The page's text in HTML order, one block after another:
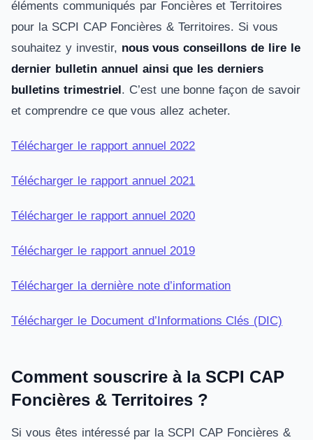
éléments communiqués par Foncières et Territoires
pour la SCPI CAP Foncières & Territoires. Si vous
souhaitez y investir, nous vous conseillons de lire le
dernier bulletin annuel ainsi que les derniers
bulletins trimestriel. C’est une bonne façon de savoir
et comprendre ce que vous allez acheter.
Télécharger le rapport annuel 2022
Télécharger le rapport annuel 2021
Télécharger le rapport annuel 2020
Télécharger le rapport annuel 2019
Télécharger la dernière note d’information
Télécharger le Document d’Informations Clés (DIC)
Comment souscrire à la SCPI CAP
Foncières & Territoires ?
Si vous êtes intéressé par la SCPI CAP Foncières &